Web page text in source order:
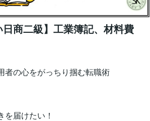
日商二級】工業簿記、材料費
者の心をがっちり掴む転職術
を届けたい！